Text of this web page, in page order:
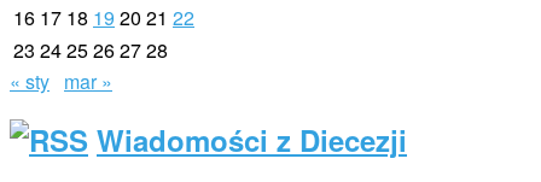
16 17 18 19 20 21 22
23 2425262728
« sty mar »
Wiadomości z Diecezji